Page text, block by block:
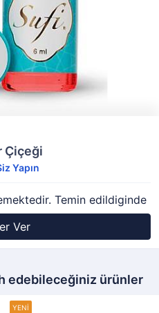
Çiçeği
Yapın
Temin edildiginde
Ver
edebileceğiniz ürünler